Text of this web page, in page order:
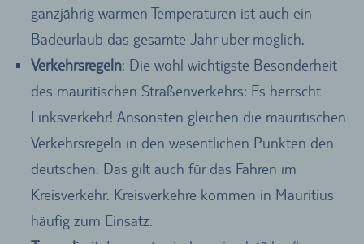
ganzjährig warmen Temperaturen ist auch ein
Badeurlaub das gesamte Jahr über möglich.
Verkehrsregeln: Die wohl wichtigste Besonderheit
des mauritischen Straßenverkehrs: Es herrscht
Linksverkehr! Ansonsten gleichen die mauritischen
Verkehrsregeln in den wesentlichen Punkten den
deutschen. Das gilt auch für das Fahren im
Kreisverkehr. Kreisverkehre kommen in Mauritius
häufig zum Einsatz.